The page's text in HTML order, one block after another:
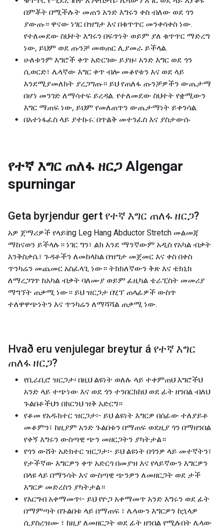
በምቾት በሚችሉት መጠን አንድ እግሩን ቀስ ብለው ወደ ጎን
ያውጡ። ዋናው ነገር በዝግታ እና በቁጥጥር መንቀሳቀስ ነው.
የተለመደው ስህተት እግሩን በፍጥነት ወይም ያለ ቁጥጥር ማድረግ
ነው, ይህም ወደ ጡንቻ መወጠር ሊያመራ ይችላል.
ሁለቱንም እግሮች ቀጥ አድርገው ይያዙ፡ አንድ እግር ወደ ጎን
ሲወርድ፣ ሌላኛው እግር ቀጥ ብሎ መቆየቱን እና ወደ ላይ
እንደሚያመለክት ያረጋግጡ። ይህ የጠለፋ ጡንቻዎችን ውጤታማ
በሆነ መንገድ ለማሳተፍ ይረዳል. የተለመደው ስህተት የቋሚውን
እግር ማጠፍ ነው, ይህም የመለጠጥን ውጤታማነት ይቀንሳል.
በአተነፋፈስ ላይ ያተኩሩ: በጥልቅ መተንፈስ እና ያስታውሱ
የተኛ እግር ጠለፋ ዘርጋ Algengar
spurningar
Geta byrjendur gert የተኛ እግር ጠለፋ ዘርጋ?
አዎ ጀማሪዎች የላይing Leg Hang Abductor Stretch መልመጃ
ማከናወን ይችላሉ። ነገር ግን፣ ልክ እንደ ማንኛውም አዲስ የአካል ብቃት
እንቅስቃሴ፣ ጉዳቶችን ለመከላከል በዝግታ መጀመር እና ቀስ በቀስ
ጥንካሬን መጨመር አስፈላጊ ነው። ትክክለኛውን ቅጽ እና ቴክኒክ
ለማረጋገጥ ከአካል ብቃት ባለሙያ ወይም ፊዚካል ቴራፒስት መመሪያ
ማግኘት ጠቃሚ ነው። ይህ ዝርጋታ በሂፕ ጠላፊዎች ውስጥ
ተለዋዋጭነትን እና ጥንካሬን ለማሻሻል ጠቃሚ ነው.
Hvað eru venjulegar breytur á የተኛ እግር
ጠለፋ ዘርጋ?
የቢራቢሮ ዝርጋታ፡ በዚህ ልዩነት ወለሉ ላይ ተቀምጠህ እግሮችህ
አንድ ላይ ተጭነው እና ወደ ጎን ተንበርክከህ ወደ ፊት ዘንበል ብለህ
ጉልበቶችህን በክርንህ ዝቅ አድርግ።
የቆመ የአዱክተር ዝርጋታ፡- ይህ ልዩነት እግርዎ በሰፊው ተለያይቶ
መቆምን፣ ከዚያም አንድ ጉልበቱን በማጠፍ ወደዚያ ጎን በማዘንበል
የቀኝ እግሩን ውስጣዊ ጭን መዘርጋትን ያካትታል።
የጎን ውሸት አድክተር ዝርጋታ፡- ይህ ልዩነት በጎንዎ ላይ መተኛትን፣
የታችኛው እግርዎን ቀጥ አድርጎ በመያዝ እና የላይኛውን እግርዎን
በላዩ ላይ በማንሳት እና ውስጣዊ ጭንዎን ለመዘርጋት ወደ ታች
እግርዎ መድረስን ያካትታል።
የእርግብ አቀማመጥ፡- ይህ የዮጋ አቀማመጥ አንድ እግሩን ወደ ፊት
በማምጣት በጉልበቱ ላይ በማጠፍ ፣ ሌላውን እግርዎን ከኋላዎ
ሲያስረዝሙ ፣ ከዚያ ለመዘርጋት ወደ ፊት ዘንበል የሚሉበት ሌላው